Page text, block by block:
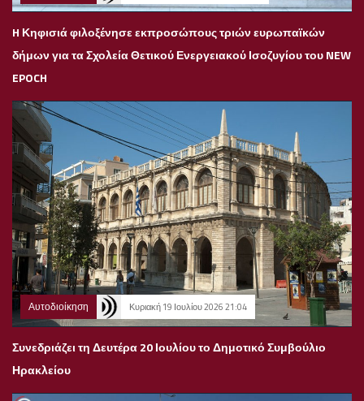
H Κηφισιά φιλοξένησε εκπροσώπους τριών ευρωπαϊκών
δήμων για τα Σχολεία Θετικού Ενεργειακού Ισοζυγίου του NEW
EPOCH
Αυτοδιοίκηση Κυριακή 19 Ιουλίου 2026 21:04
Συνεδριάζει τη Δευτέρα 20 Ιουλίου το Δημοτικό Συμβούλιο
Ηρακλείου